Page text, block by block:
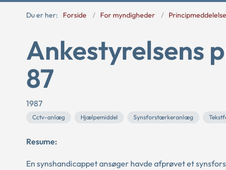
Du er her: Forside For myndigheder
Ankestyrelsens
87
1987
Cctv-anlæg Hjælpemiddel Synsforstærkeranlæg
Resume:
En synshandicappet ansøger havde afprøvet et